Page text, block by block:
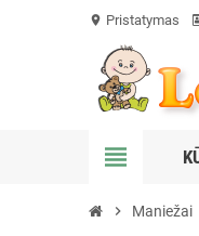
location_on Pristatymas
view_headline
chevron_right Maniežai